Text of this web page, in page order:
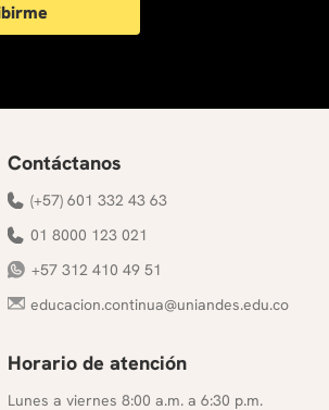
Contáctanos
(+57) 601 332 43 63
01 8000 123 021
+57 312 410 49 51
educacion.continua@uniandes.edu.co
Horario de atención
Lunes a viernes 8:00 a.m. a 6:30 p.m.